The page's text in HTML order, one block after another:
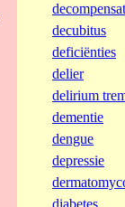
decubitus
deficiënties
delier
delirium
dementie
dengue
depressie
diabetes